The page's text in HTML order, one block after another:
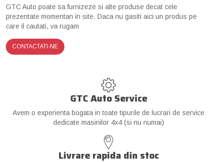
GTC Auto poate sa furnizeze si alte produse decat cele
prezentate momentan in site. Daca nu gasiti aici un produs pe
care il cautati, va rugam
CONTACTATI-NE
GTC Auto Service
Avem o experienta bogata in toate tipurile de lucrari de service
dedicate masinilor 4x4 (si nu numai)
Livrare rapida din stoc